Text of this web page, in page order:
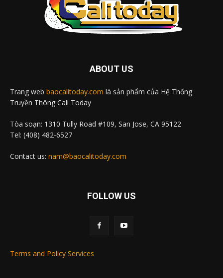
ABOUT US
Trang web baocalitoday.com là sản phẩm của Hệ Thống
Truyền Thông Cali Today
Tòa soạn: 1310 Tully Road #109, San Jose, CA 95122
Tel: (408) 482-6527
Contact us: nam@baocalitoday.com
FOLLOW US
Terms and Policy Services